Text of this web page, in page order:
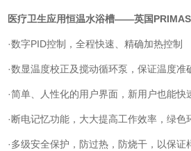
医疗卫生应用恒温水浴槽——英国
·数字PID控制，全程快速、精确加热控制
·数显温度校正及搅动循环泵，保证温度准
·简单、人性化的用户界面 ，新用户也能快
·断电记忆功能，大大提高工作效率，绿色
·多级安全保护，防过热，防烧干， 以保证